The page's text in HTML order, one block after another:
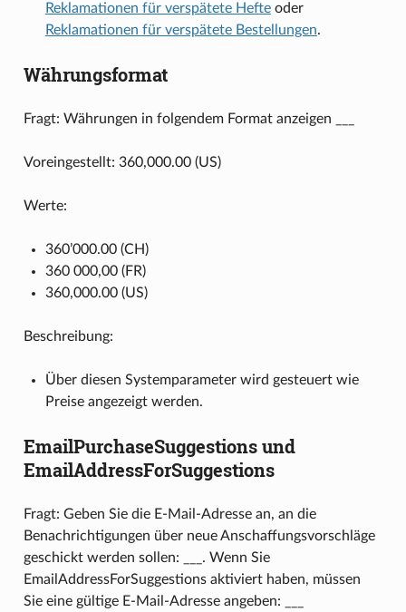
Reklamationen für verspätete Hefteoder
Reklamationen für verspätete Bestellungen.
Währungsformat
Fragt: Währungen in folgendem Format anzeigen ___
Voreingestellt: 360,000.00 (US)
Werte:
360’000.00 (CH)
360 000,00 (FR)
360,000.00 (US)
Beschreibung:
Über diesen Systemparameter wird gesteuert wie
Preise angezeigt werden.
EmailPurchaseSuggestions und
EmailAddressForSuggestions
Fragt: Geben Sie die E-Mail-Adresse an, an die
Benachrichtigungen über neue Anschaffungsvorschläge
geschickt werden sollen: ___. Wenn Sie
EmailAddressForSuggestions aktiviert haben, müssen
Sie eine gültige E-Mail-Adresse angeben: ___